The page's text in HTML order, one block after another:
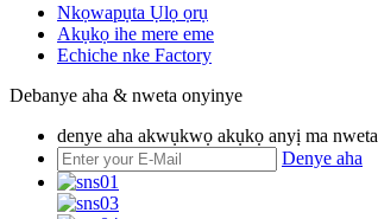
Nkọwapụta Ụlọ ọrụ
Akụkọ ihe mere eme
Echiche nke Factory
Debanye aha & nweta onyinye
denye aha akwụkwọ akụkọ anyị ma
Denye aha